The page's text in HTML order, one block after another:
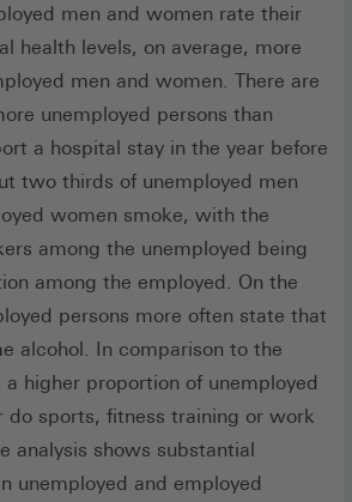
men and women rate their
health levels, on average, more
men and women. There are
unemployed persons than
a hospital stay in the year before
two thirds of unemployed men
women smoke, with the
among the unemployed being
among the employed. On the
persons more often state that
alcohol. In comparison to the
higher proportion of unemployed
do sports, fitness training or work
analysis shows substantial
unemployed and employed